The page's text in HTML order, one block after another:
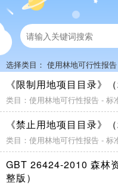
选择类目： 使用林地可行性报告
《限制用地项目目录》
类目：使用林地可行性报告 - 标
《禁止用地项目目录》
类目：使用林地可行性报告 - 标
GBT 26424-2010 森林
整版）